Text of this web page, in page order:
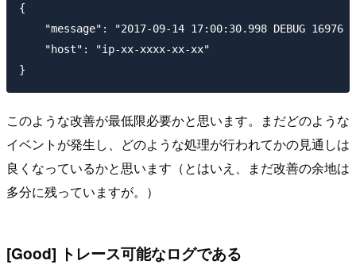
{
"message": "2017-09-14 17:00:30.998 DEBUG 16976
    "host": "ip-xx-xxxx-xx-xx"
このような改善が最低限必要かと思います。まだどのような
イベントが発生し、どのような処理が行われてかの見通しは
良くなっているかと思います（とはいえ、まだ改善の余地は
多分に残っていますが。）
[Good] トレース可能なログである